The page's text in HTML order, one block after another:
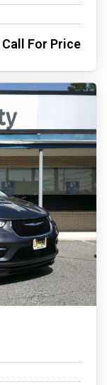
Call For Price